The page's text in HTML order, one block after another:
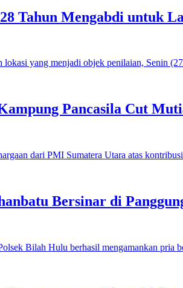
Tahun Mengabdi untuk
Pancasila Cut
Bersinar di